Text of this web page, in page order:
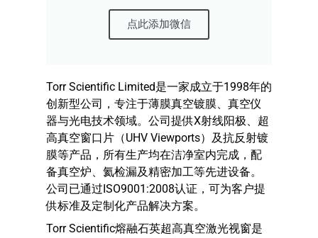
点此添加微信
Torr Scientific Limited是一家成立于1998年的
创新型公司，专注于薄膜真空镀膜、真空仪
器与光电技术领域。公司提供X射线阳极、超
高真空窗口片（UHV Viewports）及抗反射镀
膜等产品，所有生产均在洁净室内完成，配
备真空炉、氦检漏及精密加工等先进设备。
公司已通过ISO9001:2008认证，可为客户提
供标准及定制化产品解决方案。
Torr Scientific熔融石英超高真空激光视窗是